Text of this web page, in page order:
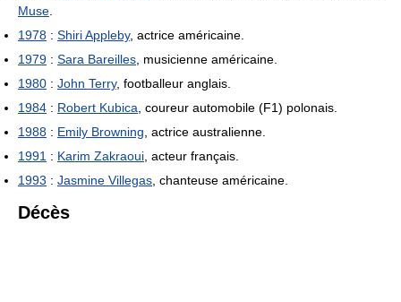
Muse
1978 : Shiri Appleby, actrice américaine.
1979 : Sara Bareilles , musicienne américaine.
1980 : John Terry, footballeur anglais.
1984 : Robert Kubica , coureur automobile (F1) polonais.
1988 : Emily Browning , actrice australienne.
1991 : Karim Zakraoui , acteur français.
1993 : Jasmine Villegas , chanteuse américaine.
Décès